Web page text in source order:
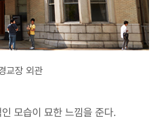
교장 외관
모습이 묘한 느낌을 준다.